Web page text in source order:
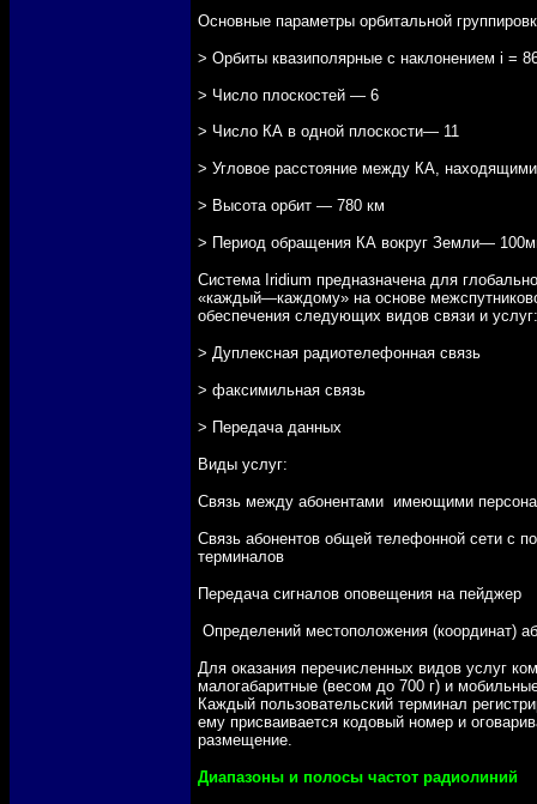
Основные параметры орбитальной
> Орбиты квазиполярные с наклонением i =
> Число плоскостей — 6
> Число КА в одной плоскости— 11
> Угловое расстояние между КА,
> Высота орбит — 780 км
> Период обращения КА вокруг Земли—
Система Iridium предназначена для
«каждый—каждому» на основе
обеспечения следующих видов связи и услуг:
> Дуплексная радиотелефонная связь
> факсимильная связь
> Передача данных
Виды услуг:
Связь между абонентами имеющими
Связь абонентов общей телефонной сети с
терминалов
Передача сигналов оповещения на пейджер
Определений местоположения (координат)
Для оказания перечисленных видов услуг
малогабаритные (весом до 700 г) и
Каждый пользовательский терминал
ему присваивается кодовый номер и
размещение.
Диапазоны и полосы частот радиолиний